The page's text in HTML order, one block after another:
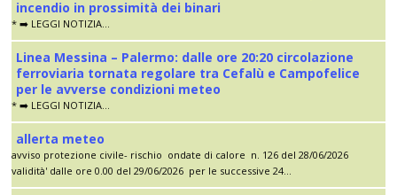
incendio in prossimità dei binari
* ➡️ LEGGI NOTIZIA...
Linea Messina – Palermo: dalle ore 20:20 circolazione
ferroviaria tornata regolare tra Cefalù e Campofelice
per le avverse condizioni meteo
* ➡️ LEGGI NOTIZIA...
allerta meteo
avviso protezione civile- rischio ondate di calore n. 126 del 28/06/2026
validità' dalle ore 0.00 del 29/06/2026 per le successive 24...